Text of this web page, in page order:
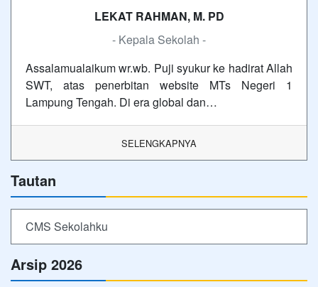
LEKAT RAHMAN, M. PD
- Kepala Sekolah -
Assalamualaikum wr.wb. Puji syukur ke hadirat Allah
SWT, atas penerbitan website MTs Negeri 1
Lampung Tengah. Di era global dan…
SELENGKAPNYA
Tautan
CMS Sekolahku
Arsip 2026